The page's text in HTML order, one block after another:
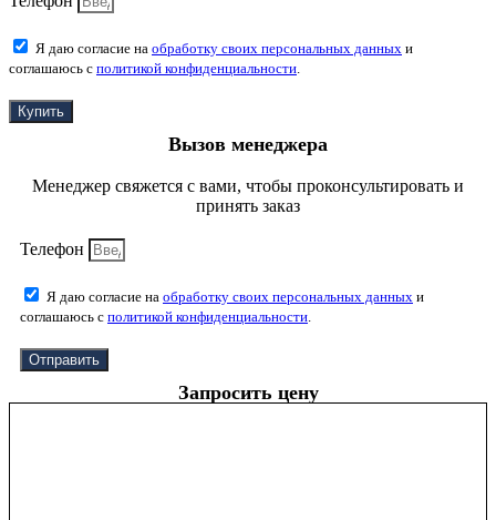
Я даю согласие на обработку своих персональных данных и
соглашаюсь с политикой конфиденциальности
Купить
Вызов менеджера
Менеджер свяжется с вами, чтобы проконсультировать и
принять заказ
Телефон
Я даю согласие на обработку своих персональных данных и
соглашаюсь с политикой конфиденциальности
Отправить
Запросить цену